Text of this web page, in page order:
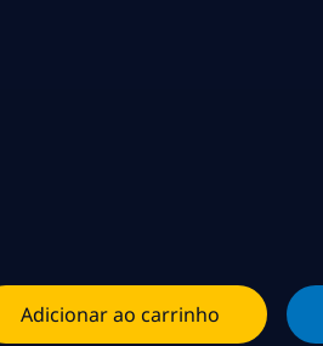
Adicionar ao carrinho